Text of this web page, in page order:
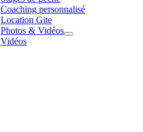
Coaching personnalisé
Location Gite
Photos & Vidéos
Vidéos